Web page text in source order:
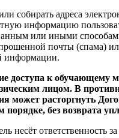
собирать адреса
информацию
или иными
почты (спама)
информации.
доступа к обучающему
лицом. В
может расторгнуть
порядке, без возврата
несёт ответственность